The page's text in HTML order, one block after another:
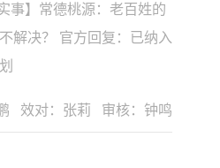
事】常德桃源：老百姓的
解决？ 官方回复：已纳入
效对：张莉 审核：钟鸣